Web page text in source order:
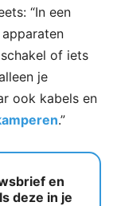
“In een
of iets
je
ook kabels en
.”
en
deze in je